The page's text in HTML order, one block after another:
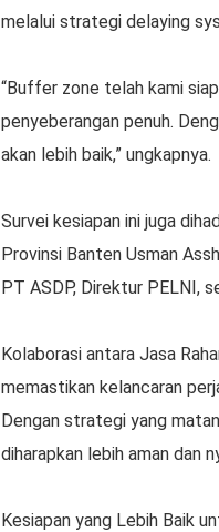
melalui strategi delaying
“Buffer zone telah kami
penyeberangan penuh.
akan lebih baik,” ungkapnya.
Survei kesiapan ini juga
Provinsi Banten Usman
PT ASDP, Direktur PELNI,
Kolaborasi antara Jasa
memastikan kelancaran
Dengan strategi yang
diharapkan lebih aman dan
Kesiapan yang Lebih Baik